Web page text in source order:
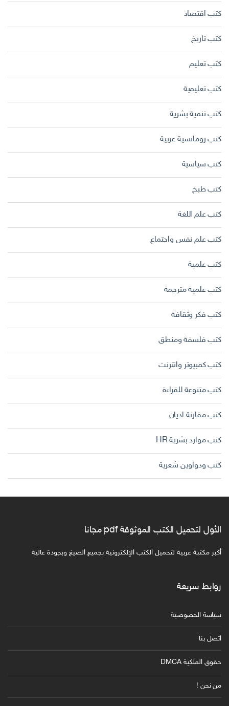
كتب اقتصاد
كتب تاريخ
كتب تعليم
كتب تعليمية
كتب تنمية بشرية
كتب رومانسية عربية
كتب سياسية
كتب طبخ
كتب علم اللغة
كتب علم نفس واجتماع
كتب علمية
كتب علمية مترجمة
كتب فكر وثقافة
كتب فلسفة ومنطق
كتب كمبيوتر وانترنت
كتب متنوعة للقراءة
كتب مقارنة اديان
كتب موارد بشرية HR
كتب ودواوين شعرية
الأول لتحميل الكتب الموثوقة pdf مجانا
أكبر مكتبة عربية لتحميل الكتب الإلكترونية بجميع الصيغ وبجودة عالية
روابط سريعة
سياسة الخصوصية
اتصل بنا
حقوق الملكية DMCA
من نحن !